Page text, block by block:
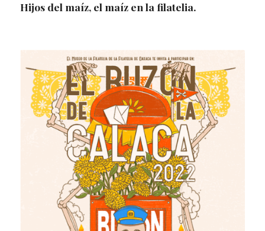
Hijos del maíz, el maíz en la filatelia.